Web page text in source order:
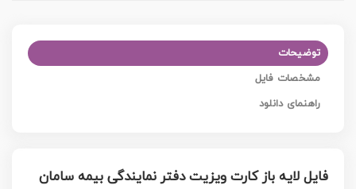
توضیحات
مشخصات فایل
راهنمای دانلود
فایل لایه باز کارت ویزیت دفتر نمایندگی بیمه سامان